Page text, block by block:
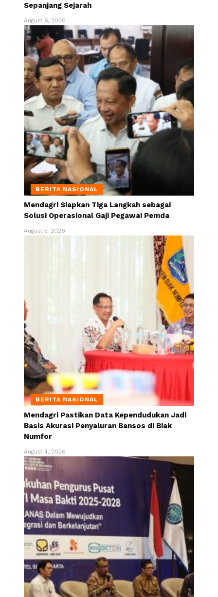
Sepanjang Sejarah
August 6, 2026
BERITA NASIONAL
Mendagri Siapkan Tiga Langkah sebagai
Solusi Operasional Gaji Pegawai Pemda
August 5, 2026
BERITA NASIONAL
Mendagri Pastikan Data Kependudukan Jadi
Basis Akurasi Penyaluran Bansos di Biak
Numfor
August 4, 2026